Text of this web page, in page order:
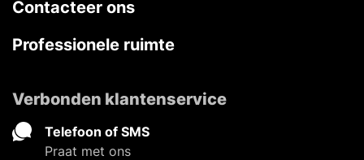
Contacteer ons
Professionele ruimte
Verbonden klantenservice
Telefoon of SMS
Praat met ons